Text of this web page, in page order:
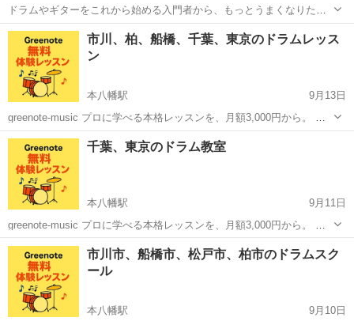
ドラムやギターをこれから始める入門者から、もっとうまくなりたい
中級者までマンツーマンで丁寧に指導いたします。 当スクールには小
学生からシニアまで幅広い年齢の方々が通われています。通い方もい
ろいろ！１０年以上通われている生徒...
千葉 八街市 八街駅 ドラム フェイスブック
市川、柏、船橋、千葉、東京のドラムレッス
ン
本八幡駅
9月13日
greenote-music プロに学べる本格レッスンを、月額3,000円から。 グ
リーノートのドラム教室は、千葉エリアで“続けやすさ”を大切にしてい
ます。 「やってみたかった」を一歩前へ。ドラム未経験の方も、ブラ
ンクのあ...
千葉 市川市 本八幡駅 ドラム 料金
千葉、東京のドラム教室
本八幡駅
9月11日
greenote-music プロに学べる本格レッスンを、月額3,000円から。 グ
リーノートのドラム教室は、千葉エリアで“続けやすさ”を大切にしてい
ます。 「やってみたかった」を一歩前へ。ドラム未経験の方も、ブラ
ンクのあ...
千葉 市川市 本八幡駅 ドラム 料金
市川市、船橋市、松戸市、柏市のドラムスク
ール
本八幡駅
9月10日